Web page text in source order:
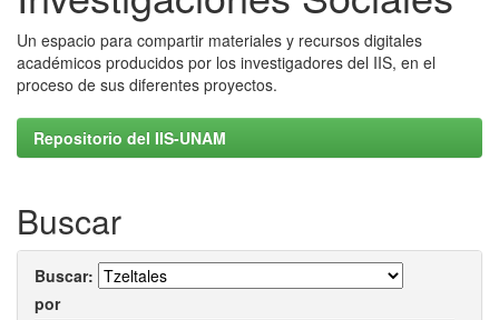
Un espacio para compartir materiales y recursos digitales
académicos producidos por los investigadores del IIS, en el
proceso de sus diferentes proyectos.
Repositorio del IIS-UNAM
Buscar
Buscar:
por